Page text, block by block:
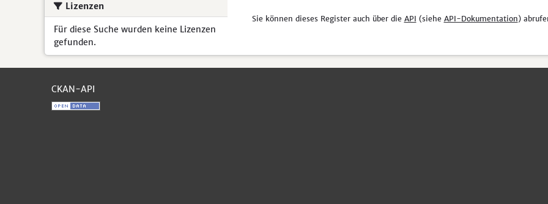
Lizenzen
Für diese Suche wurden keine Lizenzen
gefunden.
Sie können dieses Register auch über die API (siehe API-Dokumentation)
CKAN-API